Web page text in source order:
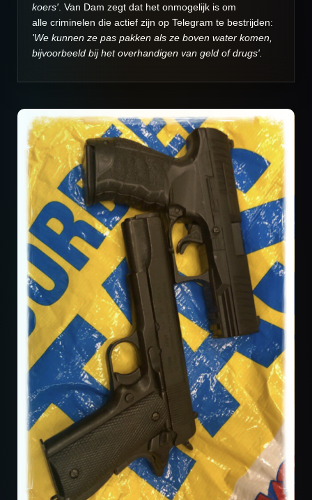
koers'. Van Dam zegt dat het onmogelijk is om
alle criminelen die actief zijn op Telegram te bestrijden:
'We kunnen ze pas pakken als ze boven water komen,
bijvoorbeeld bij het overhandigen van geld of drugs'.